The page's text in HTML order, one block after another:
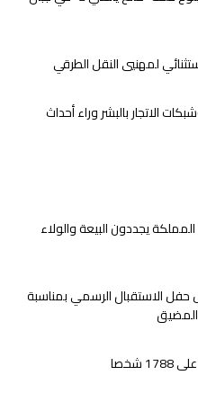
لمهنيي النقل الطرقي
الاتجار بالبشر وراء أحداث
يجددون البيعة والولاء
الاستقبال الرسمي بمناسبة